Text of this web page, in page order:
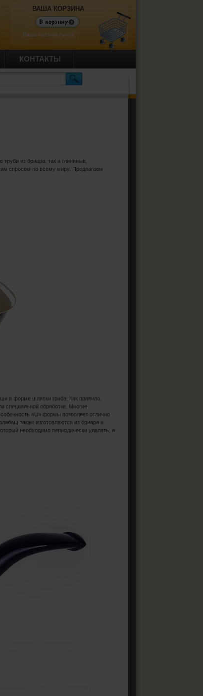
ВАША КОРЗИНА
Ваша корзина пуста.
КОНТАКТЫ
из бриара, так и глиняные,
спросом по всему миру. Предлагаем
в форме шляпки гриба. Как правило,
специальной обработке. Многие
«U» формы позволяет отлично
также изготовляются из бриара и
необходимо периодически удалять, а